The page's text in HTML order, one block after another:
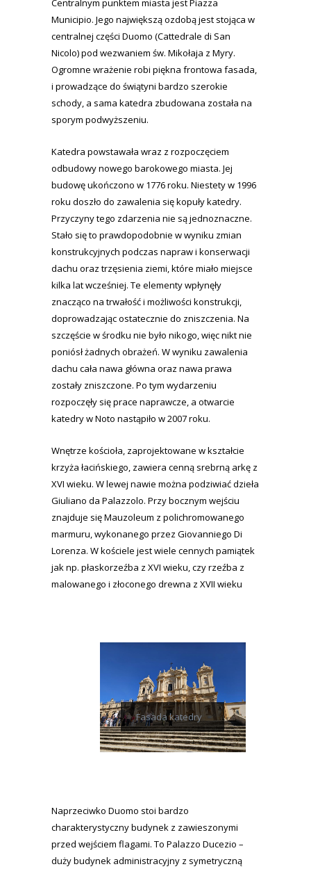
Centralnym punktem miasta jest Piazza
Municipio. Jego największą ozdobą jest stojąca w
centralnej części Duomo (Cattedrale di San
Nicolo) pod wezwaniem św. Mikołaja z Myry.
Ogromne wrażenie robi piękna frontowa fasada,
i prowadzące do świątyni bardzo szerokie
schody, a sama katedra zbudowana została na
sporym podwyższeniu.
Katedra powstawała wraz z rozpoczęciem
odbudowy nowego barokowego miasta. Jej
budowę ukończono w 1776 roku. Niestety w 1996
roku doszło do zawalenia się kopuły katedry.
Przyczyny tego zdarzenia nie są jednoznaczne.
Stało się to prawdopodobnie w wyniku zmian
konstrukcyjnych podczas napraw i konserwacji
dachu oraz trzęsienia ziemi, które miało miejsce
kilka lat wcześniej. Te elementy wpłynęły
znacząco na trwałość i możliwości konstrukcji,
doprowadzając ostatecznie do zniszczenia. Na
szczęście w środku nie było nikogo, więc nikt nie
poniósł żadnych obrażeń. W wyniku zawalenia
dachu cała nawa główna oraz nawa prawa
zostały zniszczone. Po tym wydarzeniu
rozpoczęły się prace naprawcze, a otwarcie
katedry w Noto nastąpiło w 2007 roku.
Wnętrze kościoła, zaprojektowane w kształcie
krzyża łacińskiego, zawiera cenną srebrną arkę z
XVI wieku. W lewej nawie można podziwiać dzieła
Giuliano da Palazzolo. Przy bocznym wejściu
znajduje się Mauzoleum z polichromowanego
marmuru, wykonanego przez Giovanniego Di
Lorenza. W kościele jest wiele cennych pamiątek
jak np. płaskorzeźba z XVI wieku, czy rzeźba z
malowanego i złoconego drewna z XVII wieku
Fasada katedry
Naprzeciwko Duomo stoi bardzo
charakterystyczny budynek z zawieszonymi
przed wejściem flagami. To Palazzo Ducezio –
duży budynek administracyjny z symetryczną